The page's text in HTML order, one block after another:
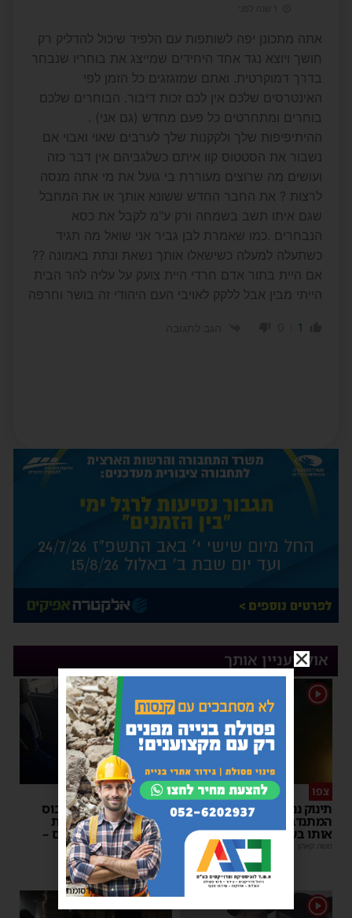
אתה מתכונן יפה לשותפות עם הלפיד שיכול להדליק רק
חושך ויוצא נגד אחד היחידים שמייצג את בוחריו שנבחר
בדרך דמוקרטית. ואתם שמזגזגים כל הזמן לפי
האינטרסים שלכם אין לכם זכות דיבור. הבוחרים שלכם
בוחרים ומתחרטים כל פעם מחדש (גם אני) .
ההיתיפיפות שלך ולקקנות שלך לערבים שאוי ואבוי אם
נשבור את הסטטוס קוו איתם כשלגביהם אין דבר כזה
ועושים מה שרוצים מעוררת בי גועל את מי אתה מנסה
לרצות ? את החבר החדש ששונא אותך או את המחבל
שגם איתו תשב בשמחה ורק ע"מ לקבל את כסא
הנבחרים .כמו שאמרת לבן גביר אני שואל מה תגיד
כשתעלה למעלה כשישאלו אותך נשאת ונתת באמונה ??
אם היית בתור אדם חרדי היית צועק על עליה להר הבית
הייתי מבין אבל ללקק לאויבי העם היהודי זה בושר וחרפה
1
אולי יעניין אותך
1
צפו
תינוק ננעל ברכב באשקלון –
המתנדבים האשדודים חילצו
אותו בשלום
משה קאהן
איבוד עשתונות
נסיעת האימים באוטובוס
מאשדוד: הנהג ניפץ את
השמשה לעיני הנוסעים –
ילדים פרצו בבכי
מנחם דויטש |
11:34
1
פרסומת